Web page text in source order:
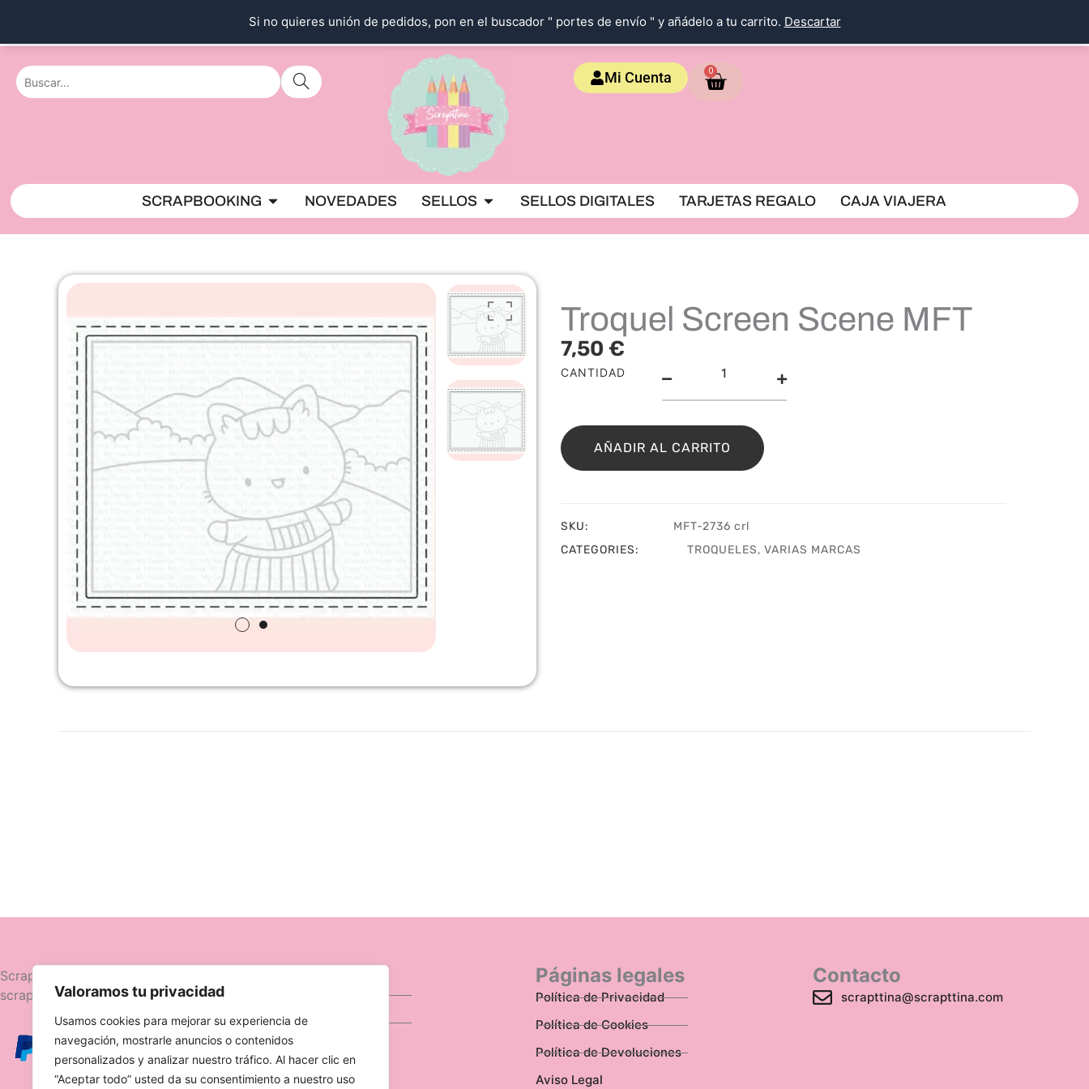
Valoramos tu privacidad
Usamos cookies para mejorar su experiencia de
navegación, mostrarle anuncios o contenidos
personalizados y analizar nuestro tráfico. Al hacer clic en
“Aceptar todo” usted da su consentimiento a nuestro uso
Si no quieres unión de pedidos, pon en el buscador " portes de envío " y añádelo a tu carrito. Descartar
contenido
Mi Cuenta 0
Carrito
SCRAPBOOKING Abrir SCRAPBOOKING
NOVEDADES SELLOS Abrir SELLOSSELLOS DIGITALES TARJETAS REGALO CAJA VIAJERA
Troquel Screen Scene MFT
7,50 €
CANTIDAD
Troquel
Scene
MFT
cantidad
AÑADIR AL CARRITO
SKU:
MFT-2736 crl
CATEGORIES:
TROQUELES, VARIAS MARCAS
Scrapttina, tienda especializada en
scrapbooking.
Ofertas
Caja Viajera
Páginas legales
Política de Privacidad
Política de Cookies
Política de Devoluciones
Aviso Legal
Contacto
scrapttina@scrapttina.com